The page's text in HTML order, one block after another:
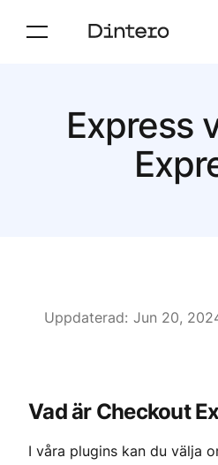
Express
Uppdaterad: Jun 20,
Vad är Checkout
I våra plugins kan du välja